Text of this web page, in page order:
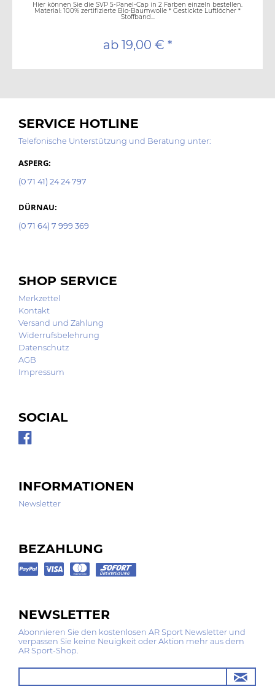
Hier können Sie die SVP 5-Panel-Cap in 2 Farben einzeln bestellen.
Material: 100% zertifizierte Bio-Baumwolle * Gestickte Luftlöcher *
Stoffband...
ab 19,00 € *
SERVICE HOTLINE
Telefonische Unterstützung und Beratung unter:
ASPERG:
(0 71 41) 24 24 797
DÜRNAU:
(0 71 64) 7 999 369
SHOP SERVICE
Merkzettel
Kontakt
Versand und Zahlung
Widerrufsbelehrung
Datenschutz
AGB
Impressum
SOCIAL
INFORMATIONEN
Newsletter
BEZAHLUNG
NEWSLETTER
Abonnieren Sie den kostenlosen AR Sport Newsletter und
verpassen Sie keine Neuigkeit oder Aktion mehr aus dem
AR Sport-Shop.